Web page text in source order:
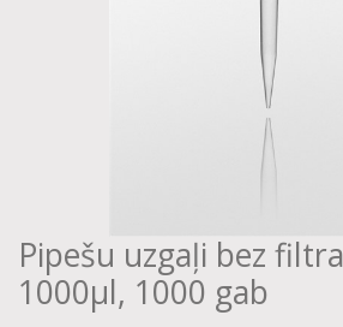
Pipešu uzgaļi bez
1000µl, 1000 gab